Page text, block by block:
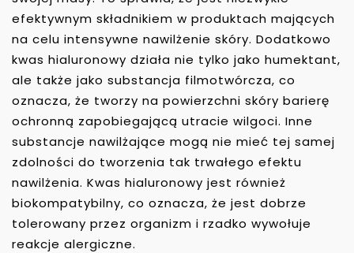
efektywnym składnikiem w produktach mających
na celu intensywne nawilżenie skóry. Dodatkowo
kwas hialuronowy działa nie tylko jako humektant,
ale także jako substancja filmotwórcza, co
oznacza, że tworzy na powierzchni skóry barierę
ochronną zapobiegającą utracie wilgoci. Inne
substancje nawilżające mogą nie mieć tej samej
zdolności do tworzenia tak trwałego efektu
nawilżenia. Kwas hialuronowy jest również
biokompatybilny, co oznacza, że jest dobrze
tolerowany przez organizm i rzadko wywołuje
reakcje alergiczne.